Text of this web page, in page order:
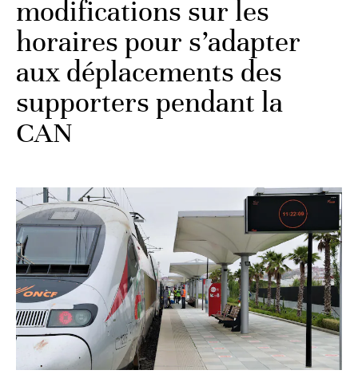
modifications sur les
horaires pour s’adapter
aux déplacements des
supporters pendant la
CAN